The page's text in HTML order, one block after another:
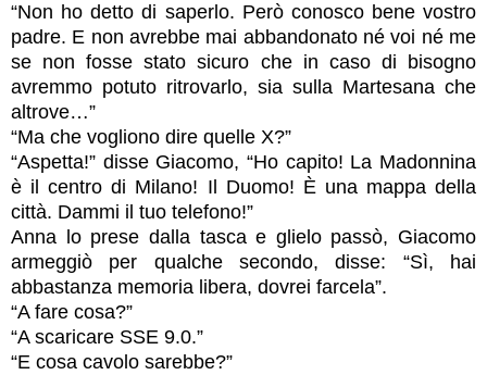
“Non ho detto di saperlo. Però conosco bene vostro
padre. E non avrebbe mai abbandonato né voi né me
se non fosse stato sicuro che in caso di bisogno
avremmo potuto ritrovarlo, sia sulla Martesana che
altrove…”
“Ma che vogliono dire quelle X?”
“Aspetta!” disse Giacomo, “Ho capito! La Madonnina
è il centro di Milano! Il Duomo! È una mappa della
città. Dammi il tuo telefono!”
Anna lo prese dalla tasca e glielo passò, Giacomo
armeggiò per qualche secondo, disse: “Sì, hai
abbastanza memoria libera, dovrei farcela”.
“A fare cosa?”
“A scaricare SSE 9.0.”
“E cosa cavolo sarebbe?”